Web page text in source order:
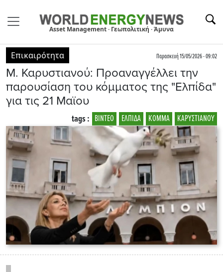
Asset Management · Γεωπολιτική · Άμυνα
Επικαιρότητα Παρασκευή 15/05/2026 - 09:02
Μ. Καρυστιανού: Προαναγγέλλει την
παρουσίαση του κόμματος της "Ελπίδα"
για τις 21 Μαϊου
ΚΑΡΥΣΤΙΑΝΟΥ
ΚΟΜΜΑ
ΕΛΠΙΔΑ
ΒΙΝΤΕΟ
tags :